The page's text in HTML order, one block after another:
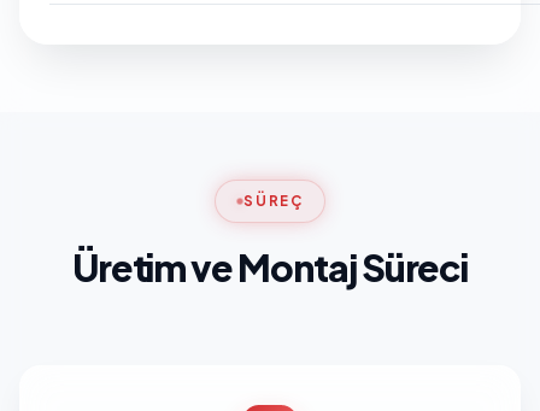
SÜREÇ
Üretim ve Montaj Süreci